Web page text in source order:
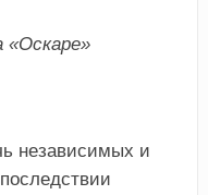
«Оскаре»
независимых и